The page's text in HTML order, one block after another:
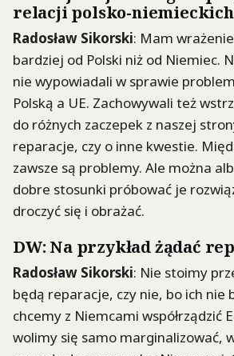
relacji polsko-
Radosław Sikorski: Mam
bardziej od Polski niż od Niemiec.
nie wypowiadali w sprawie
Polską a UE. Zachowywali też
do różnych zaczepek z naszej
reparacje, czy o inne kwestie.
zawsze są problemy. Ale można
dobre stosunki próbować je
droczyć się i obrażać.
DW: Na przykład żądać
Radosław Sikorski: Nie stoimy
będą reparacje, czy nie, bo ich nie
chcemy z Niemcami współrządzić
wolimy się samo marginalizować,